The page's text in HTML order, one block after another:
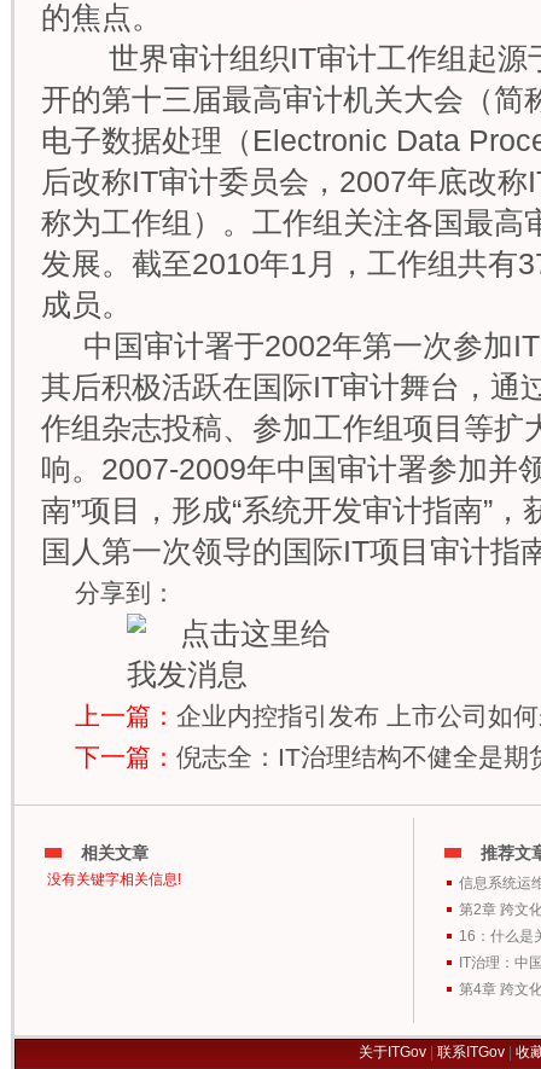
的焦点。
世界审计组织IT审计工作组起源
开的第十三届最高审计机关大会（简
电子数据处理（Electronic Data
后改称IT审计委员会，2007年底改
称为工作组）。工作组关注各国最高
发展。截至2010年1月，工作组共有
成员。
中国审计署于2002年第一次参加
其后积极活跃在国际IT审计舞台，通
作组杂志投稿、参加工作组项目等扩
响。2007-2009年中国审计署参加并
南”项目，形成“系统开发审计指南”
国人第一次领导的国际IT项目审计指
分享到：
上一篇： 企业内控指引发布 上市公司如
下一篇： 倪志全：IT治理结构不健全是
相关文章
没有关键字相关信息!
推荐文
信息系统运
第2章 跨文
16：什么是
IT治理：中
第4章 跨文
关于ITGov 联系ITGov
收